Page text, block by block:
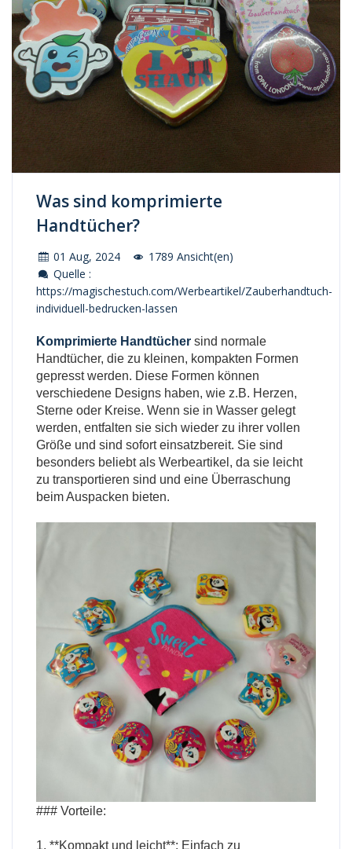
Was sind komprimierte
Handtücher?
01 Aug, 2024
1789 Ansicht(en)
Quelle :
https://magischestuch.com/Werbeartikel/Zauberhandtuch-
individuell-bedrucken-lassen
Komprimierte Handtücher sind normale
Handtücher, die zu kleinen, kompakten Formen
gepresst werden. Diese Formen können
verschiedene Designs haben, wie z.B. Herzen,
Sterne oder Kreise. Wenn sie in Wasser gelegt
werden, entfalten sie sich wieder zu ihrer vollen
Größe und sind sofort einsatzbereit. Sie sind
besonders beliebt als Werbeartikel, da sie leicht
zu transportieren sind und eine Überraschung
beim Auspacken bieten.
### Vorteile:
1. **Kompakt und leicht**: Einfach zu